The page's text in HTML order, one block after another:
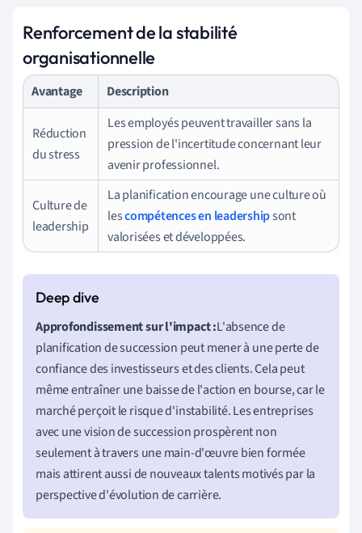
Renforcement de la stabilité
organisationnelle
Avantage Description
Réduction
du stress
Les employés peuvent travailler sans la
pression de l'incertitude concernant leur
avenir professionnel.
Culture de
leadership
La planification encourage une culture où
lescompétences en leadershipsont
valorisées et développées.
Approfondissement sur l'impact :L'absence de
planification de succession peut mener à une perte de
confiance des investisseurs et des clients. Cela peut
même entraîner une baisse de l'action en bourse, car le
marché perçoit le risque d'instabilité. Les entreprises
avec une vision de succession prospèrent non
seulement à travers une main-d'œuvre bien formée
mais attirent aussi de nouveaux talents motivés par la
perspective d'évolution de carrière.